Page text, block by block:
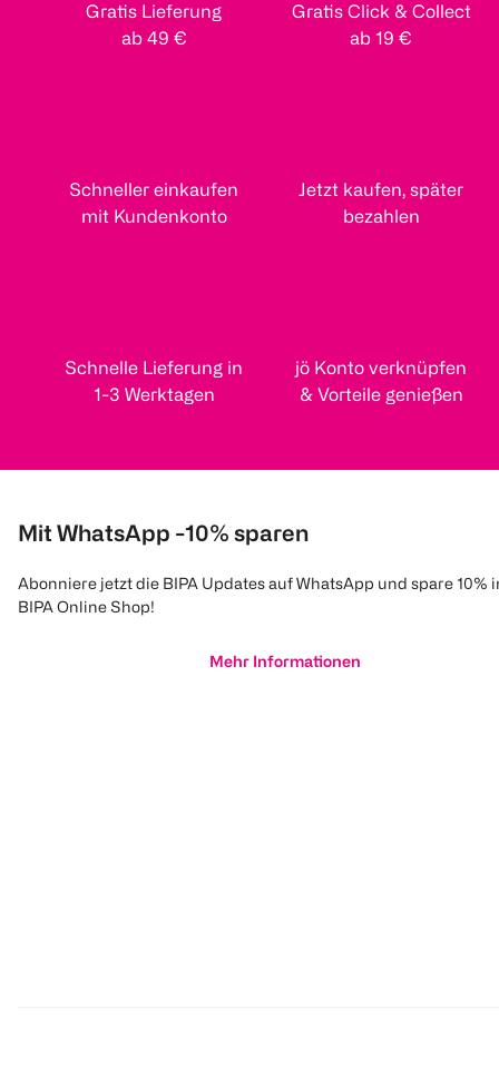
Gratis Lieferung
ab 49 €
Gratis Click & Collect
ab 19 €
Schneller einkaufen
mit Kundenkonto
Jetzt kaufen, später
bezahlen
Schnelle Lieferung in
1-3 Werktagen
jö Konto verknüpfen
& Vorteile genießen
Mit WhatsApp -10% sparen
Abonniere jetzt die BIPA Updates auf WhatsApp und spare 10%
BIPA Online Shop!
Mehr Informationen